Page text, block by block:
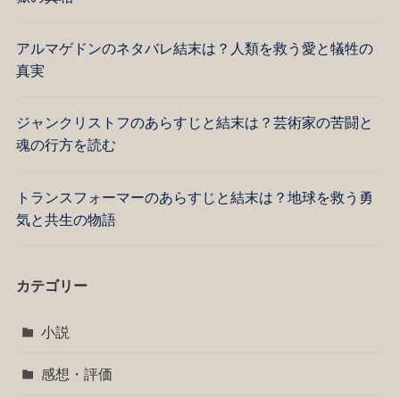
アルマゲドンのネタバレ結末は？人類を救う愛と犠牲の
真実
ジャンクリストフのあらすじと結末は？芸術家の苦闘と
魂の行方を読む
トランスフォーマーのあらすじと結末は？地球を救う勇
気と共生の物語
カテゴリー
小説
感想・評価